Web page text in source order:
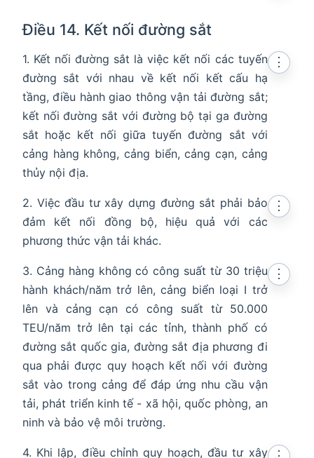
Điều 14. Kết nối đường sắt
1. Kết nối đường sắt là việc kết nối các tuyến
đường sắt với nhau về kết nối kết cấu hạ
tầng, điều hành giao thông vận tải đường sắt;
kết nối đường sắt với đường bộ tại ga đường
sắt hoặc kết nối giữa tuyến đường sắt với
cảng hàng không, cảng biển, cảng cạn, cảng
thủy nội địa.
⋮
2. Việc đầu tư xây dựng đường sắt phải bảo
đảm kết nối đồng bộ, hiệu quả với các
phương thức vận tải khác.
⋮
3. Cảng hàng không có công suất từ 30 triệu
hành khách/năm trở lên, cảng biển loại I trở
lên và cảng cạn có công suất từ 50.000
TEU/năm trở lên tại các tỉnh, thành phố có
đường sắt quốc gia, đường sắt địa phương đi
qua phải được quy hoạch kết nối với đường
sắt vào trong cảng để đáp ứng nhu cầu vận
tải, phát triển kinh tế - xã hội, quốc phòng, an
ninh và bảo vệ môi trường.
⋮
4. Khi lập, điều chỉnh quy hoạch, đầu tư xây